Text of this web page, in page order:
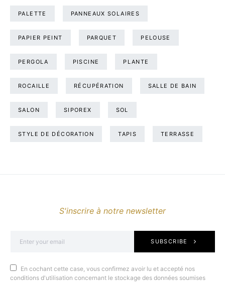
PALETTE PANNEAUX SOLAIRES
PAPIER PEINT PARQUET PELOUSE
PERGOLA PISCINE PLANTE
ROCAILLE RÉCUPÉRATION SALLE DE BAIN
SALON SIPOREX SOL
STYLE DE DÉCORATION TAPIS TERRASSE
S'inscrire à notre newsletter
SUBSCRIBE
En cochant cette case, vous confirmez avoir lu et accepté nos
conditions d'utilisation concernant le stockage des données soumises